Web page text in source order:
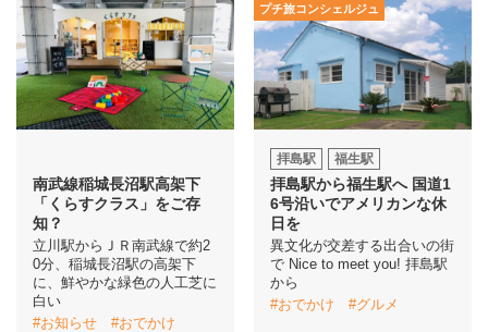
南武線稲城長沼駅高架下
「くらすクラス」をご存
知？
立川駅からＪＲ南武線で約2
0分、稲城長沼駅の高架下
に、鮮やかな緑色の人工芝に
白い
#お知らせ
#おでかけ
プチ旅コンシェルジュ
拝島駅 福生駅
拝島駅から福生駅へ 国道1
6号沿いでアメリカンな休
日を
異文化が交差する出合いの街
で Nice to meet you! 拝島駅
から
#おでかけ
#グルメ